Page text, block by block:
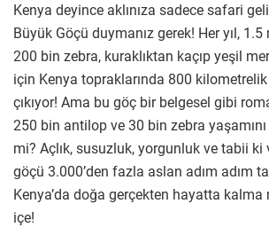
Kenya deyince aklınıza sadece safari
Büyük Göçü duymanız gerek! Her yıl,
200 bin zebra, kuraklıktan kaçıp yeşil
için Kenya topraklarında 800
çıkıyor! Ama bu göç bir belgesel gibi
250 bin antilop ve 30 bin zebra
mi? Açlık, susuzluk, yorgunluk ve tabii ki
göçü 3.000’den fazla aslan adım adım
Kenya’da doğa gerçekten hayatta
içe!